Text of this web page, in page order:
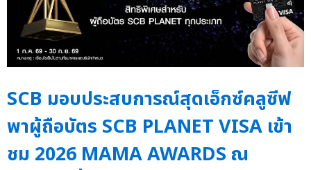
SCB มอบประสบการณ์สุดเอ็กซ์คลูซีฟ
พาผู้ถือบัตร SCB PLANET VISA เข้า
ชม 2026 MAMA AWARDS ณ